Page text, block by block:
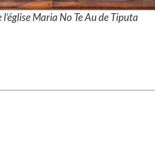
Maria No Te Au de Tiputa